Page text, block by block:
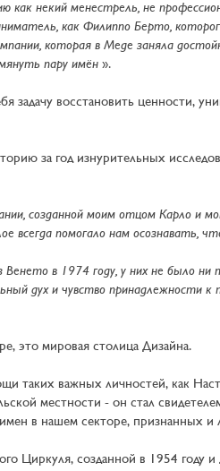
некий менестрель, не
как Филиппо Берто,
которая в Меде заняла
пару имён».
задачу восстановить ценности,
за год изнурительных
созданной моим отцом Карло и
всегда помогало нам осознавать,
в 1974 году, у них не было ни
дух и чувство принадлежности к
это мировая столица Дизайна.
таких важных личностей, как
местности - он стал
в нашем секторе, признанных
Циркуля, созданной в 1954